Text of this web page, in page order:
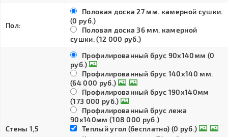
Пол:
Половая доска 27 мм. камерной сушки.
(0 руб.)
Половая доска 36 мм. камерной
сушки. (12 000 руб.)
Стены 1,5
Профилированный брус 90х140мм (0
руб.)
Профилированный брус 140х140 мм.
(64 000 руб.)
Профилированный брус 190х140мм
(173 000 руб.)
Профилированный брус лежа
90х140мм (108 000 руб.)
Теплый угол (бесплатно) (0 руб.)